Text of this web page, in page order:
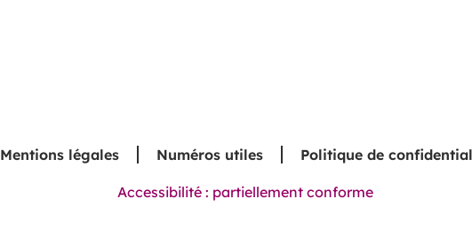
Mentions légales Numéros utiles Politique de
Accessibilité : partiellement conforme